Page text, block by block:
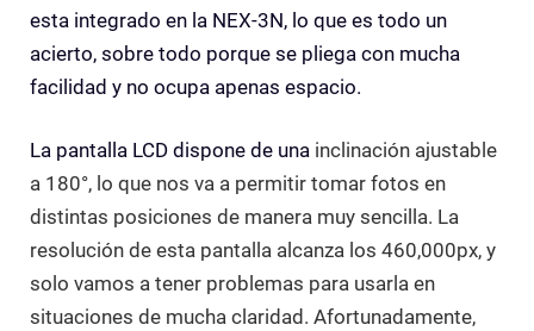
esta integrado en la NEX-3N, lo que es todo un
acierto, sobre todo porque se pliega con mucha
facilidad y no ocupa apenas espacio.
La pantalla LCD dispone de una inclinación ajustable
a 180°, lo que nos va a permitir tomar fotos en
distintas posiciones de manera muy sencilla. La
resolución de esta pantalla alcanza los 460,000px, y
solo vamos a tener problemas para usarla en
situaciones de mucha claridad. Afortunadamente,